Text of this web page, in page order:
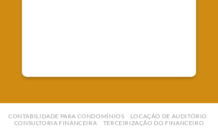
CONTABILIDADE PARA CONDOMÍNIOS
LOCAÇÃO DE AUDITÓRIO
CONSULTORIA FINANCEIRA
TERCEIRIZAÇÃO DO FINANCEIRO